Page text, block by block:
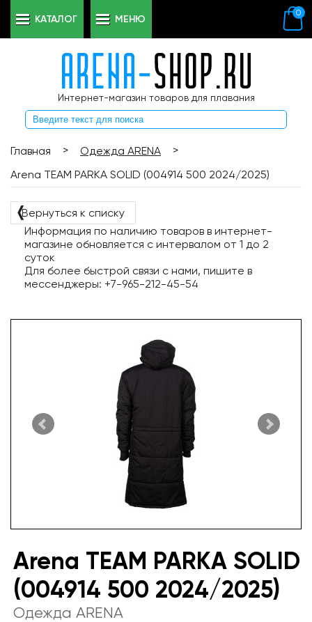
Интернет-магазин товаров для плавания
0
КАТАЛОГ МЕНЮ
Главная > Одежда ARENA
>
Arena TEAM PARKA SOLID (004914 500 2024/2025)
❬Вернуться к списку
Информация по наличию товаров в интернет-
магазине обновляется с интервалом от 1 до 2
суток
Для более быстрой связи с нами, пишите в
мессенджеры: +7-965-212-45-54
Arena TEAM PARKA SOLID
(004914 500 2024/2025)
Одежда ARENA